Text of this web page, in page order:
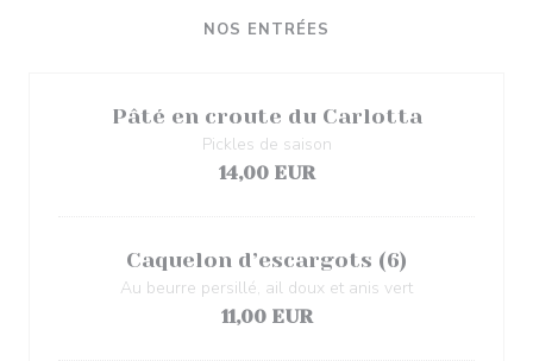
NOS ENTRÉES
Pâté en croute du Carlotta
Pickles de saison
14,00 EUR
Caquelon d’escargots (6)
Au beurre persillé, ail doux et anis vert
11,00 EUR